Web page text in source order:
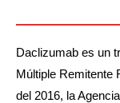
Daclizumab es un
Múltiple Remitente
del 2016, la